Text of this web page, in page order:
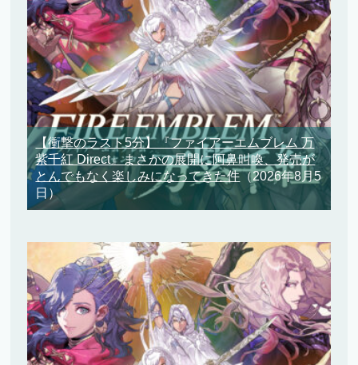
【衝撃のラスト5分】『ファイアーエムブレム 万
紫千紅 Direct』まさかの展開に阿鼻叫喚、発売が
とんでもなく楽しみになってきた件（2026年8月5
日）